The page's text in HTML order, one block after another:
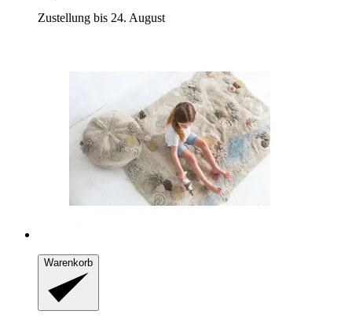
Zustellung bis 24. August
Warenkorb